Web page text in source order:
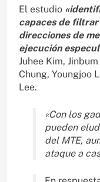
El estudio
capaces de
direcciones de
ejecución
Juhee Kim,
Chung, Youngjoo
Lee.
«Con los
pueden
del MTE,
ataque a